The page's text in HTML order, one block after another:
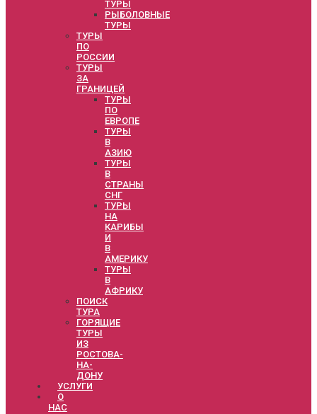
ТУРЫ
РЫБОЛОВНЫЕ
ТУРЫ
ТУРЫ
ПО
РОССИИ
ТУРЫ
ЗА
ГРАНИЦЕЙ
ТУРЫ
ПО
ЕВРОПЕ
ТУРЫ
В
АЗИЮ
ТУРЫ
В
СТРАНЫ
СНГ
ТУРЫ
НА
КАРИБЫ
И
В
АМЕРИКУ
ТУРЫ
В
АФРИКУ
ПОИСК
ТУРА
ГОРЯЩИЕ
ТУРЫ
ИЗ
РОСТОВА-
НА-
ДОНУ
УСЛУГИ
О
НАС